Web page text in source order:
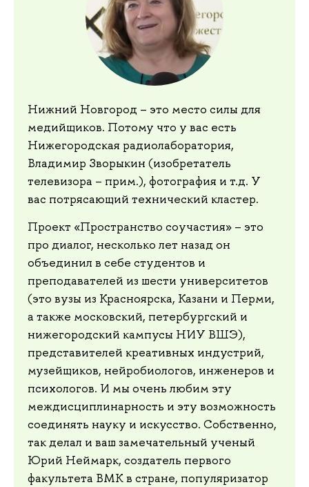
Нижний Новгород – это место силы для
медийщиков. Потому что у вас есть
Нижегородская радиолаборатория,
Владимир Зворыкин (изобретатель
телевизора – прим.), фотография и т.д. У
вас потрясающий технический кластер.
Проект «Пространство соучастия» – это
про диалог, несколько лет назад он
объединил в себе студентов и
преподавателей из шести университетов
(это вузы из Красноярска, Казани и Перми,
а также московский, петербургский и
нижегородский кампусы НИУ ВШЭ),
представителей креативных индустрий,
музейщиков, нейробиологов, инженеров и
психологов. И мы очень любим эту
междисциплинарность и эту возможность
соединять науку и искусство. Собственно,
так делал и ваш замечательный ученый
Юрий Неймарк, создатель первого
факультета ВМК в стране, популяризатор